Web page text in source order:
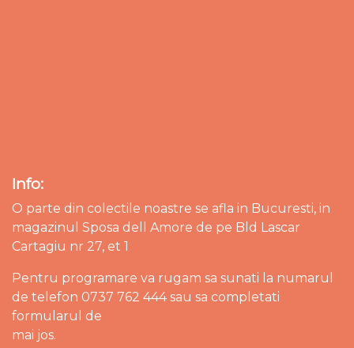
Info:
O parte din colectile noastre se afla in Bucuresti, in
magazinul Sposa dell Amore de pe Bld Lascar
Cartagiu nr 27, et 1
Pentru programare va rugam sa sunati la numarul
de telefon 0737 762 444 sau sa completati
formularul de
mai jos.